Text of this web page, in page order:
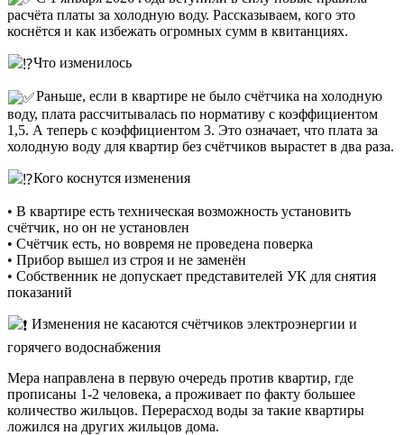
расчёта платы за холодную воду. Рассказываем, кого это
коснётся и как избежать огромных сумм в квитанциях.
Что изменилось
Раньше, если в квартире не было счётчика на холодную
воду, плата рассчитывалась по нормативу с коэффициентом
1,5. А теперь с коэффициентом 3. Это означает, что плата за
холодную воду для квартир без счётчиков вырастет в два раза.
Кого коснутся изменения
• В квартире есть техническая возможность установить
счётчик, но он не установлен
• Счётчик есть, но вовремя не проведена поверка
• Прибор вышел из строя и не заменён
• Собственник не допускает представителей УК для снятия
показаний
️ Изменения не касаются счётчиков электроэнергии и
горячего водоснабжения
Мера направлена в первую очередь против квартир, где
прописаны 1-2 человека, а проживает по факту большее
количество жильцов. Перерасход воды за такие квартиры
ложился на других жильцов дома.